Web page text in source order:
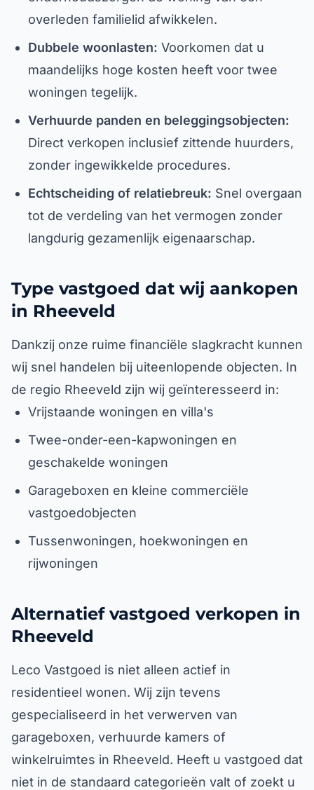
overleden familielid afwikkelen.
Dubbele woonlasten: Voorkomen dat u
maandelijks hoge kosten heeft voor twee
woningen tegelijk.
Verhuurde panden en beleggingsobjecten:
Direct verkopen inclusief zittende huurders,
zonder ingewikkelde procedures.
Echtscheiding of relatiebreuk: Snel overgaan
tot de verdeling van het vermogen zonder
langdurig gezamenlijk eigenaarschap.
Type vastgoed dat wij aankopen
in Rheeveld
Dankzij onze ruime financiële slagkracht kunnen
wij snel handelen bij uiteenlopende objecten. In
de regio Rheeveld zijn wij geïnteresseerd in:
Vrijstaande woningen en villa's
Twee-onder-een-kapwoningen en
geschakelde woningen
Garageboxen en kleine commerciële
vastgoedobjecten
Tussenwoningen, hoekwoningen en
rijwoningen
Alternatief vastgoed verkopen in
Rheeveld
Leco Vastgoed is niet alleen actief in
residentieel wonen. Wij zijn tevens
gespecialiseerd in het verwerven van
garageboxen, verhuurde kamers of
winkelruimtes in Rheeveld. Heeft u vastgoed dat
niet in de standaard categorieën valt of zoekt u